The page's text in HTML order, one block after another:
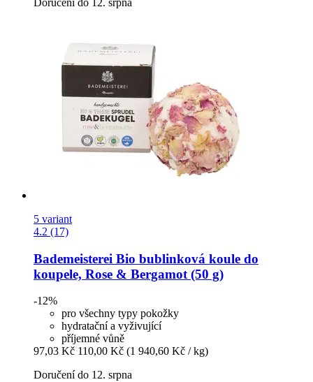
Doručení do 12. srpna
5 variant
4.2 (17)
Bademeisterei Bio bublinková koule do
koupele, Rose & Bergamot (50 g)
-12%
pro všechny typy pokožky
hydratační a vyživující
příjemné vůně
97,03 Kč 110,00 Kč (1 940,60 Kč / kg)
Doručení do 12. srpna